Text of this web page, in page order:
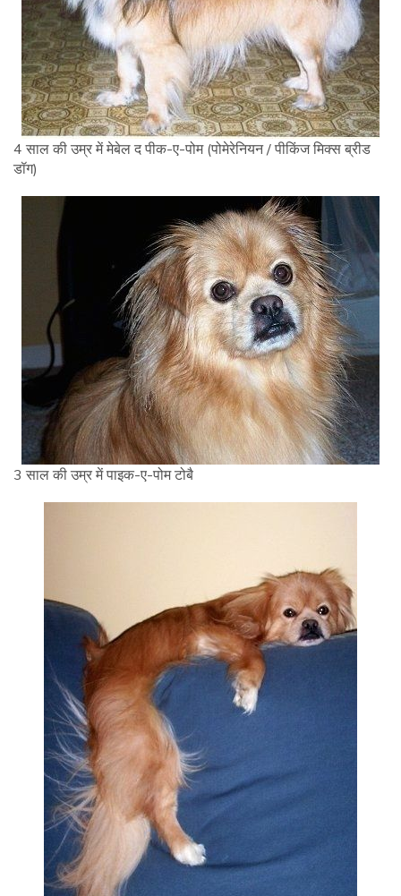
4 साल की उम्र में मेबेल द पीक-ए-पोम (पोमेरेनियन / पीकिंज मिक्स ब्रीड
डॉग)
3 साल की उम्र में पाइक-ए-पोम टोबै